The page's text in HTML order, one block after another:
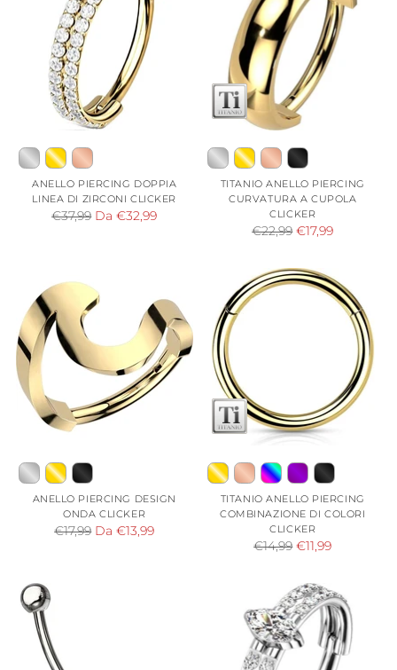
ANELLO PIERCING DOPPIA
LINEA DI ZIRCONI CLICKER
Prezzo
€37,99 Da €32,99
TITANIO ANELLO PIERCING
CURVATURA A CUPOLA
CLICKER
Prezzo
listino
€22,99 €17,99
ANELLO PIERCING DESIGN
ONDA CLICKER
Prezzo
€17,99 Da €13,99
TITANIO ANELLO PIERCING
COMBINAZIONE DI COLORI
CLICKER
Prezzo
€14,99 €11,99